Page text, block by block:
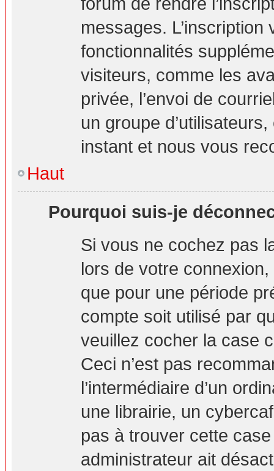
messages.
fonctionnalités
visiteurs, comme les
privée, l’envoi de
un groupe
instant et nous vous
Haut
Pourquoi suis-je
Si vous ne cochez pas
lors de votre
que pour une période
compte soit utilisé par
veuillez cocher la case
Ceci n’est pas
l’intermédiaire d’un
une librairie, un
pas à trouver cette
administrateur ait